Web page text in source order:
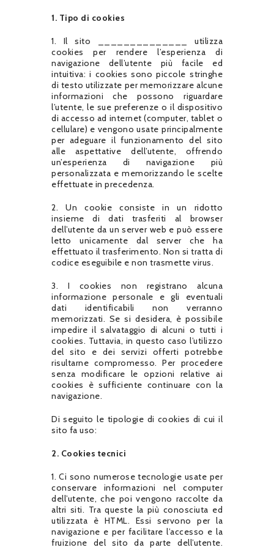
1. Tipo di cookies
1. Il sito ______________ utilizza
cookies per rendere l’esperienza di
navigazione dell’utente più facile ed
intuitiva: i cookies sono piccole stringhe
di testo utilizzate per memorizzare alcune
informazioni che possono riguardare
l’utente, le sue preferenze o il dispositivo
di accesso ad internet (computer, tablet o
cellulare) e vengono usate principalmente
per adeguare il funzionamento del sito
alle aspettative dell’utente, offrendo
un’esperienza di navigazione più
personalizzata e memorizzando le scelte
effettuate in precedenza.
2. Un cookie consiste in un ridotto
insieme di dati trasferiti al browser
dell’utente da un server web e può essere
letto unicamente dal server che ha
effettuato il trasferimento. Non si tratta di
codice eseguibile e non trasmette virus.
3. I cookies non registrano alcuna
informazione personale e gli eventuali
dati identificabili non verranno
memorizzati. Se si desidera, è possibile
impedire il salvataggio di alcuni o tutti i
cookies. Tuttavia, in questo caso l’utilizzo
del sito e dei servizi offerti potrebbe
risultarne compromesso. Per procedere
senza modificare le opzioni relative ai
cookies è sufficiente continuare con la
navigazione.
Di seguito le tipologie di cookies di cui il
sito fa uso:
2. Cookies tecnici
1. Ci sono numerose tecnologie usate per
conservare informazioni nel computer
dell’utente, che poi vengono raccolte da
altri siti. Tra queste la più conosciuta ed
utilizzata è HTML. Essi servono per la
navigazione e per facilitare l’accesso e la
fruizione del sito da parte dell’utente.